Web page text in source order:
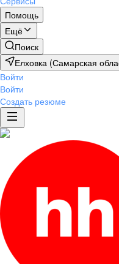
Помощь
Ещё
Поиск
Елховка (Самарская
Войти
Войти
Создать резюме